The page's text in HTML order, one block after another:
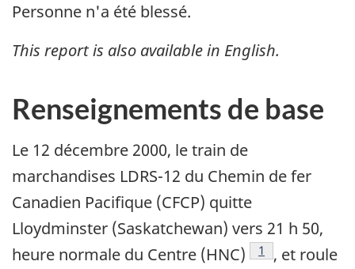
Personne n'a été blessé.
This report is also available in English.
Renseignements de base
Le 12 décembre 2000, le train de
marchandises LDRS-12 du Chemin de fer
Canadien Pacifique (CFCP) quitte
Lloydminster (Saskatchewan) vers 21 h 50,
heure normale du Centre (HNC)
Note de bas de
1
, et roule